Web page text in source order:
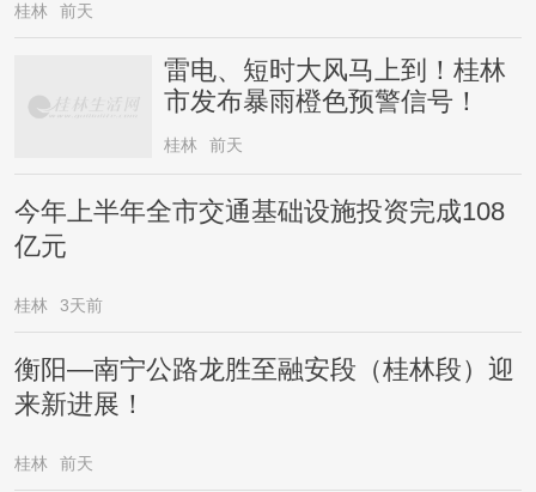
桂林 前天
雷电、短时大风马上到！桂林
市发布暴雨橙色预警信号！
桂林 前天
今年上半年全市交通基础设施投资完成108
亿元
桂林 3天前
衡阳—南宁公路龙胜至融安段（桂林段）迎
来新进展！
桂林 前天